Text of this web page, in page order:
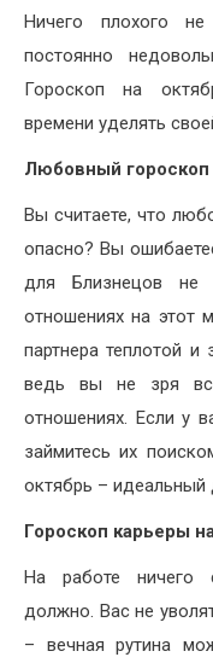
Ничего плохого
постоянно
Гороскоп на
времени уделять
Любовный гороскоп
Вы считаете, что
опасно? Вы
для Близнецов не
отношениях на этот
партнера теплотой
ведь вы не зря
отношениях. Если у
займитесь их
октябрь – идеальный
Гороскоп карьеры
На работе ничего
должно. Вас не
– вечная рутина